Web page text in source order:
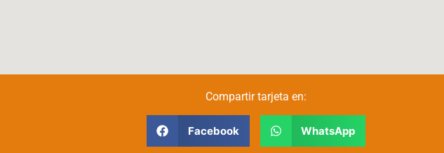
Compartir tarjeta en:
Facebook WhatsApp